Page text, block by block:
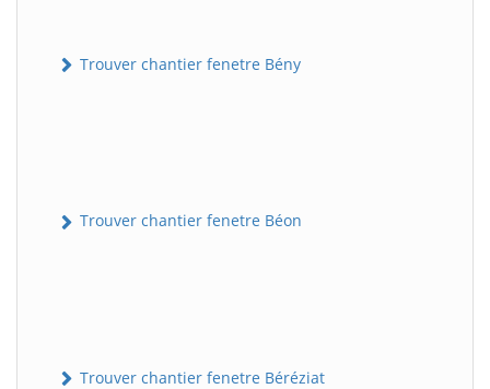
Trouver chantier fenetre Bény
Trouver chantier fenetre Béon
Trouver chantier fenetre Béréziat